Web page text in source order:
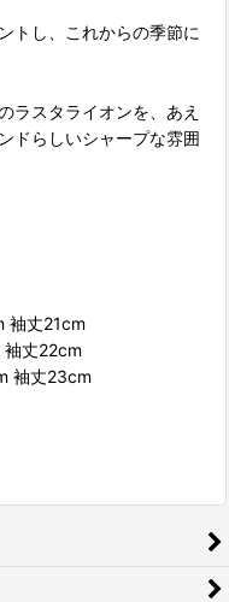
トし、これからの季節に
ラスタライオンを、あえ
ドらしいシャープな雰囲
丈21cm
丈22cm
袖丈23cm